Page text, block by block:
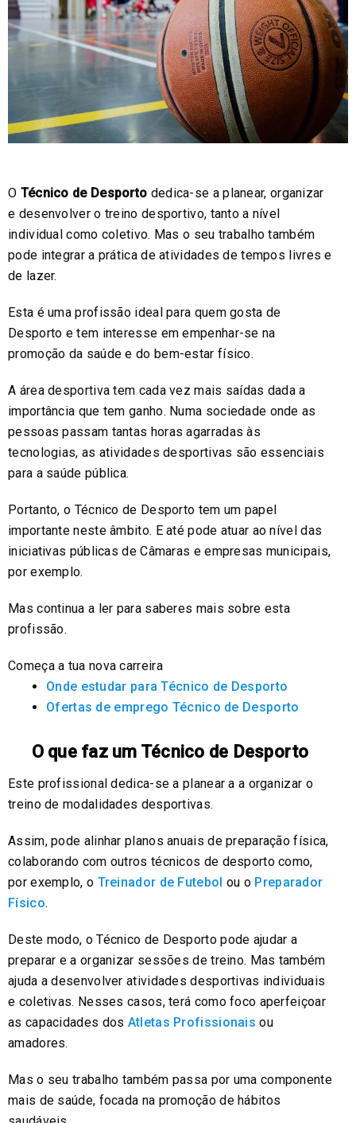
O Técnico de Desporto dedica-se a planear, organizar
e desenvolver o treino desportivo, tanto a nível
individual como coletivo. Mas o seu trabalho também
pode integrar a prática de atividades de tempos livres e
de lazer.
Esta é uma profissão ideal para quem gosta de
Desporto e tem interesse em empenhar-se na
promoção da saúde e do bem-estar físico.
A área desportiva tem cada vez mais saídas dada a
importância que tem ganho. Numa sociedade onde as
pessoas passam tantas horas agarradas às
tecnologias, as atividades desportivas são essenciais
para a saúde pública.
Portanto, o Técnico de Desporto tem um papel
importante neste âmbito. E até pode atuar ao nível das
iniciativas públicas de Câmaras e empresas municipais,
por exemplo.
Mas continua a ler para saberes mais sobre esta
profissão.
Começa a tua nova carreira
Onde estudar para Técnico de Desporto
Ofertas de emprego Técnico de Desporto
O que faz um Técnico de Desporto
Este profissional dedica-se a planear a a organizar o
treino de modalidades desportivas.
Assim, pode alinhar planos anuais de preparação física,
colaborando com outros técnicos de desporto como,
por exemplo, o Treinador de Futebol ou o Preparador
Físico.
Deste modo, o Técnico de Desporto pode ajudar a
preparar e a organizar sessões de treino. Mas também
ajuda a desenvolver atividades desportivas individuais
e coletivas. Nesses casos, terá como foco aperfeiçoar
as capacidades dos Atletas Profissionais ou
amadores.
Mas o seu trabalho também passa por uma componente
mais de saúde, focada na promoção de hábitos